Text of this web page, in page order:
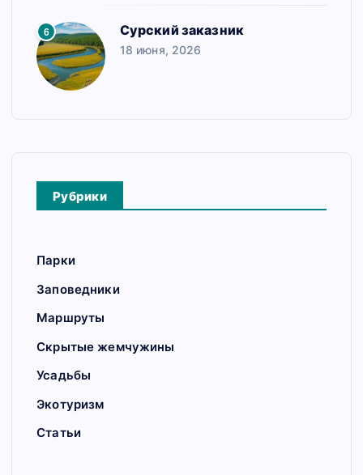
6 Сурский заказник
18 июня, 2026
Рубрики
Парки
Заповедники
Маршруты
Скрытые жемчужины
Усадьбы
Экотуризм
Статьи